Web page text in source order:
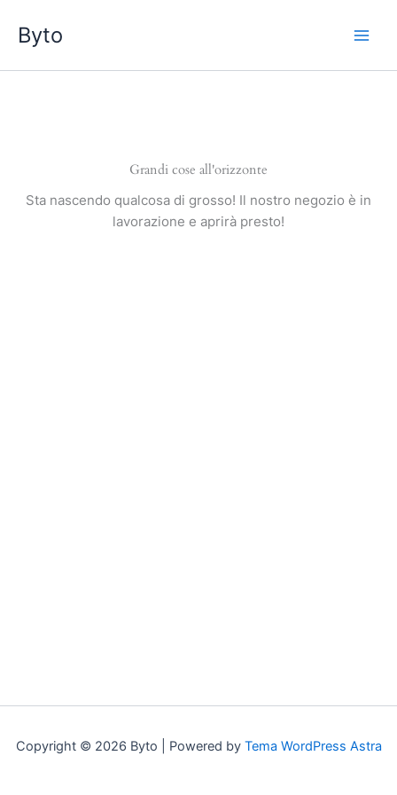
contenuto
Byto
Grandi cose all'orizzonte
Sta nascendo qualcosa di grosso! Il nostro negozio è in
lavorazione e aprirà presto!
Copyright © 2026 Byto | Powered by Tema WordPress Astra